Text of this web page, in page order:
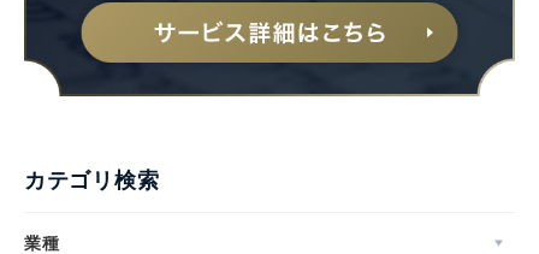
カテゴリ検索
業種